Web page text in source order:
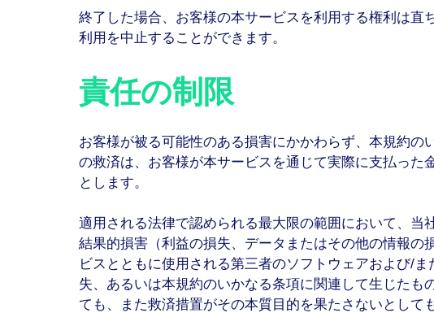
終了した場合、お客様の本サービスを利用する権利は
利用を中止することができます。
責任の制限
お客様が被る可能性のある損害にかかわらず、本規約
の救済は、お客様が本サービスを通じて実際に支払っ
とします。
適用される法律で認められる最大限の範囲において、
結果的損害（利益の損失、データまたはその他の情報
ビスとともに使用される第三者のソフトウェアおよび/
失、あるいは本規約のいかなる条項に関連して生じた
ても、また救済措置がその本質目的を果たさないとして